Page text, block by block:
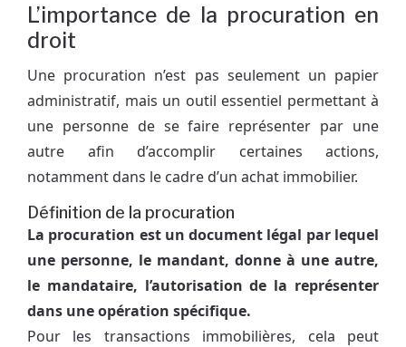
L’importance de la procuration en
droit
Une procuration n’est pas seulement un papier
administratif, mais un outil essentiel permettant à
une personne de se faire représenter par une
autre afin d’accomplir certaines actions,
notamment dans le cadre d’un achat immobilier.
Définition de la procuration
La procuration est un document légal par lequel
une personne, le mandant, donne à une autre,
le mandataire, l’autorisation de la représenter
dans une opération spécifique.
Pour les transactions immobilières, cela peut